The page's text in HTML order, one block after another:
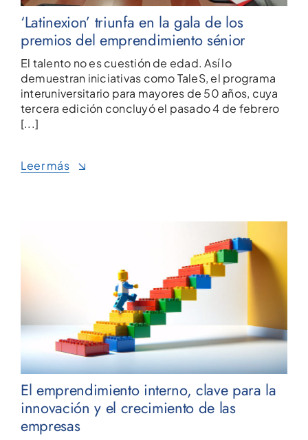
‘Latinexion’ triunfa en la gala de los
premios del emprendimiento sénior
El talento no es cuestión de edad. Así lo
demuestran iniciativas como TaleS, el programa
interuniversitario para mayores de 50 años, cuya
tercera edición concluyó el pasado 4 de febrero
[...]
Leer más
El emprendimiento interno, clave para la
innovación y el crecimiento de las
empresas